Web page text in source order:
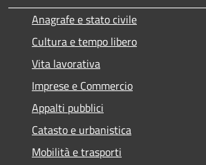
Anagrafe e stato civile
Cultura e tempo libero
Vita lavorativa
Imprese e Commercio
Appalti pubblici
Catasto e urbanistica
Mobilità e trasporti